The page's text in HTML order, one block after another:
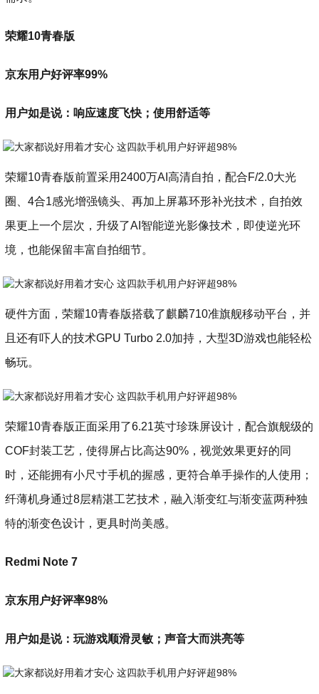
荣耀10青春版
京东用户好评率99%
用户如是说：响应速度飞快；使用舒适等
荣耀10青春版前置采用2400万AI高清自拍，配合F/2.0大光
圈、4合1感光增强镜头、再加上屏幕环形补光技术，自拍效
果更上一个层次，升级了AI智能逆光影像技术，即使逆光环
境，也能保留丰富自拍细节。
硬件方面，荣耀10青春版搭载了麒麟710准旗舰移动平台，并
且还有吓人的技术GPU Turbo 2.0加持，大型3D游戏也能轻松
畅玩。
荣耀10青春版正面采用了6.21英寸珍珠屏设计，配合旗舰级的
COF封装工艺，使得屏占比高达90%，视觉效果更好的同
时，还能拥有小尺寸手机的握感，更符合单手操作的人使用；
纤薄机身通过8层精湛工艺技术，融入渐变红与渐变蓝两种独
特的渐变色设计，更具时尚美感。
Redmi Note 7
京东用户好评率98%
用户如是说：玩游戏顺滑灵敏；声音大而洪亮等